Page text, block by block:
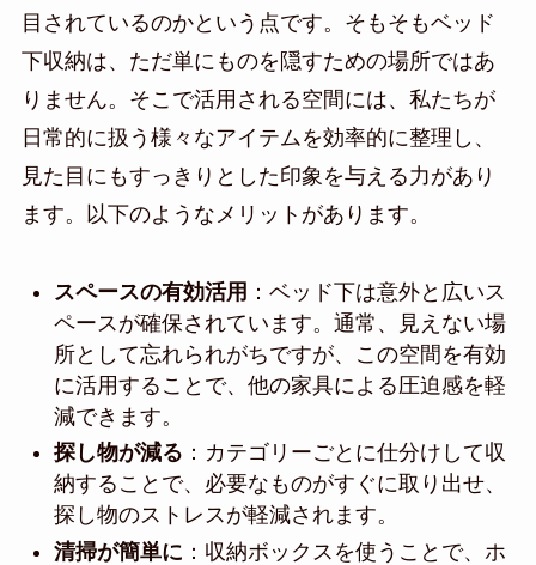
目されているのかという点です。そもそもベッド
下収納は、ただ単にものを隠すための場所ではあ
りません。そこで活用される空間には、私たちが
日常的に扱う様々なアイテムを効率的に整理し、
見た目にもすっきりとした印象を与える力があり
ます。以下のようなメリットがあります。
スペースの有効活用 ：ベッド下は意外と広いス
ペースが確保されています。通常、見えない場
所として忘れられがちですが、この空間を有効
に活用することで、他の家具による圧迫感を軽
減できます。
探し物が減る ：カテゴリーごとに仕分けして収
納することで、必要なものがすぐに取り出せ、
探し物のストレスが軽減されます。
清掃が簡単に ：収納ボックスを使うことで、ホ